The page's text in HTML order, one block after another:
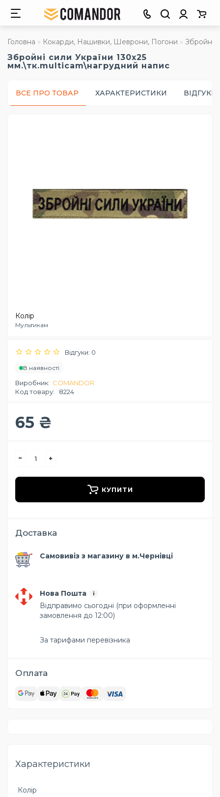
Головна Кокарди, Нашивки, Шеврони, Погони Збройні
Збройні сили України 130х25
мм.\тк.multicam\нагрудний напис
ВСЕ ПРО ТОВАР ХАРАКТЕРИСТИКИ ВІДГУКИ
Колір
Мультикам
Відгуки: 0
В наявності
Виробник: COMANDOR
Код товару: 8224
65 ₴
КУПИТИ
Доставка
Самовивіз з магазину в м.Чернівці
Нова Пошта
Відправимо сьогодні (при оформленні
замовлення до 12:00)
За тарифами перевізника
Оплата
Характеристики
Колір